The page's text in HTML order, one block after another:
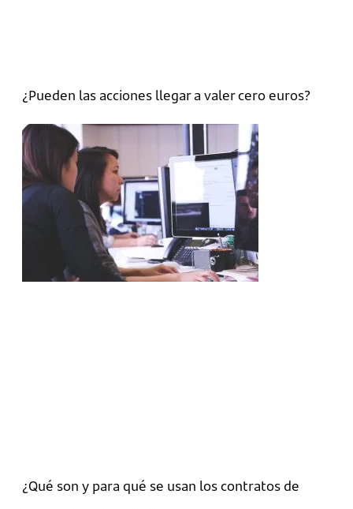
¿Pueden las acciones llegar a valer cero euros?
¿Qué son y para qué se usan los contratos de